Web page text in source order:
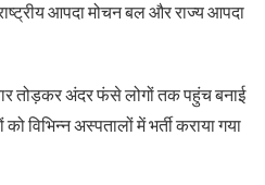
आपदा मोचन बल और राज्य आपदा
तोड़कर अंदर फंसे लोगों तक पहुंच बनाई
विभिन्न अस्पतालों में भर्ती कराया गया